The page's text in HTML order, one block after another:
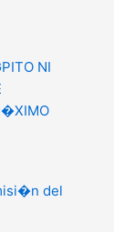
NI
del